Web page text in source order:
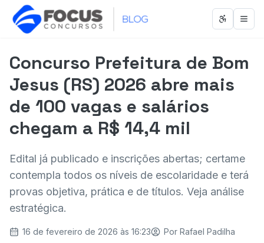
Abrir
Concurso Prefeitura de Bom
Jesus (RS) 2026 abre mais
de 100 vagas e salários
chegam a R$ 14,4 mil
Edital já publicado e inscrições abertas; certame
contempla todos os níveis de escolaridade e terá
provas objetiva, prática e de títulos. Veja análise
estratégica.
16 de fevereiro de 2026 às 16:23 Por Rafael Padilha